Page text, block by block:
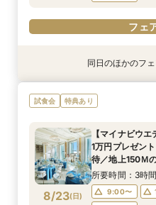
フェ
特典あり
8/22(土)
【ドレス1着プ
う憧れ花嫁体験
9:00〜
17:30〜
フェ
特典あり
8/22(土)
【2名～少人数
景×美食で叶え
9:00〜
17:30〜
フェ
同日のほかのフ
試食会 特典あり
8/23(日)
【マイナビウ
1万円プレゼン
待／地上150Ｍ
動挙式&上質貸
所要時間：3時
9:00〜